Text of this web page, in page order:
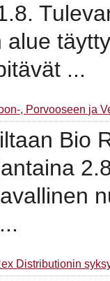
alue
...
, Porvooseen ja
Bio
Distributionin